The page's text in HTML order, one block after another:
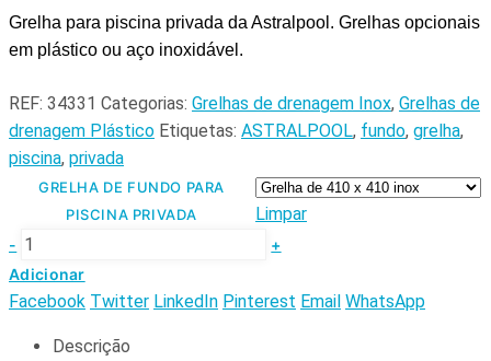
Grelha para piscina privada da Astralpool. Grelhas opcionais
em plástico ou aço inoxidável.
REF: 34331 Categorias: Grelhas de drenagem Inox, Grelhas de
drenagem Plástico Etiquetas: ASTRALPOOL, fundo, grelha,
piscina, privada
GRELHA DE FUNDO PARA
PISCINA PRIVADA
Limpar
-
+
Adicionar
Facebook Twitter LinkedIn Pinterest Email WhatsApp
Descrição